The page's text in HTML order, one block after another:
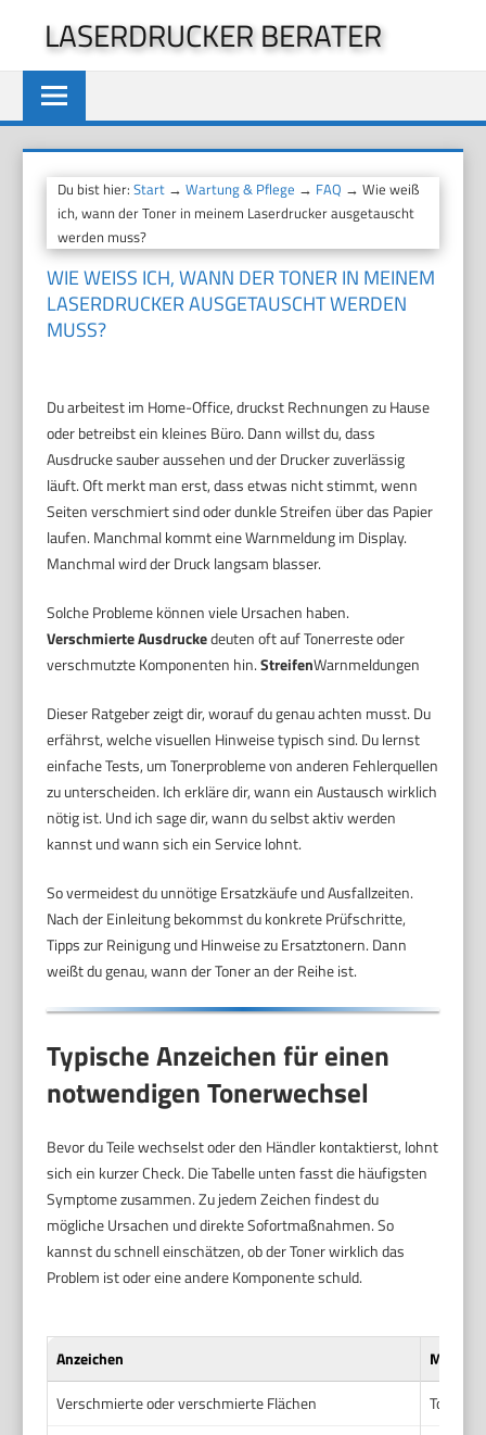
springen
LASERDRUCKER BERATER
Du bist hier:Start →Wartung & Pflege → FAQ → Wie weiß
ich, wann der Toner in meinem Laserdrucker ausgetauscht
werden muss?
WIE WEISS ICH, WANN DER TONER IN MEINEM L
ASERDRUCKER AUSGETAUSCHT WERDEN M
USS?
Du arbeitest im Home-Office, druckst Rechnungen zu Hause
oder betreibst ein kleines Büro. Dann willst du, dass
Ausdrucke sauber aussehen und der Drucker zuverlässig
läuft. Oft merkt man erst, dass etwas nicht stimmt, wenn
Seiten verschmiert sind oder dunkle Streifen über das Papier
laufen. Manchmal kommt eine Warnmeldung im Display.
Manchmal wird der Druck langsam blasser.
Solche Probleme können viele Ursachen haben.
Verschmierte Ausdruckedeuten oft auf Tonerreste oder
verschmutzte Komponenten hin.StreifenWarnmeldungen
Dieser Ratgeber zeigt dir, worauf du genau achten musst. Du
erfährst, welche visuellen Hinweise typisch sind. Du lernst
einfache Tests, um Tonerprobleme von anderen Fehlerquellen
zu unterscheiden. Ich erkläre dir, wann ein Austausch wirklich
nötig ist. Und ich sage dir, wann du selbst aktiv werden
kannst und wann sich ein Service lohnt.
So vermeidest du unnötige Ersatzkäufe und Ausfallzeiten.
Nach der Einleitung bekommst du konkrete Prüfschritte,
Tipps zur Reinigung und Hinweise zu Ersatztonern. Dann
weißt du genau, wann der Toner an der Reihe ist.
Typische Anzeichen für einen
notwendigen Tonerwechsel
Bevor du Teile wechselst oder den Händler kontaktierst, lohnt
sich ein kurzer Check. Die Tabelle unten fasst die häufigsten
Symptome zusammen. Zu jedem Zeichen findest du
mögliche Ursachen und direkte Sofortmaßnahmen. So
kannst du schnell einschätzen, ob der Toner wirklich das
Problem ist oder eine andere Komponente schuld.
Anzeichen
Verschmierte oder verschmierte Flächen
Toner